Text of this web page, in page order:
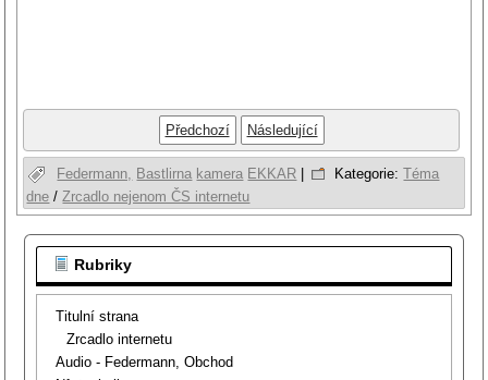
Předchozí Následující
Federmann, Bastlirna kamera EKKAR | Kategorie:Téma
dne / Zrcadlo nejenom ČS internetu
Rubriky
Titulní strana
Zrcadlo internetu
Audio - Federmann, Obchod